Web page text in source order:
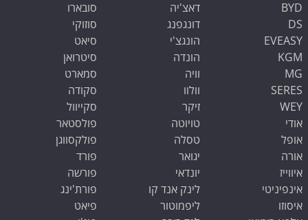
BYD
DS
EVEASY
KGM
MG
SERES
WEY
אודי
אופל
אורה
איווייז
אינפיניטי
איסוזו
דאצ'יה
דונגפנג
הונגצ'י
הונדה
וויה
וולוו
זיקר
טויוטה
טסלה
יגואר
יונדאי
לינק אנד קו
ליפמוטור
סובארו
סוזוקי
סיאט
סיטרואן
סמארט
סקודה
סקייוול
פולסטאר
פולקסווגן
פורד
פורשה
פורת'ינג
פיאט